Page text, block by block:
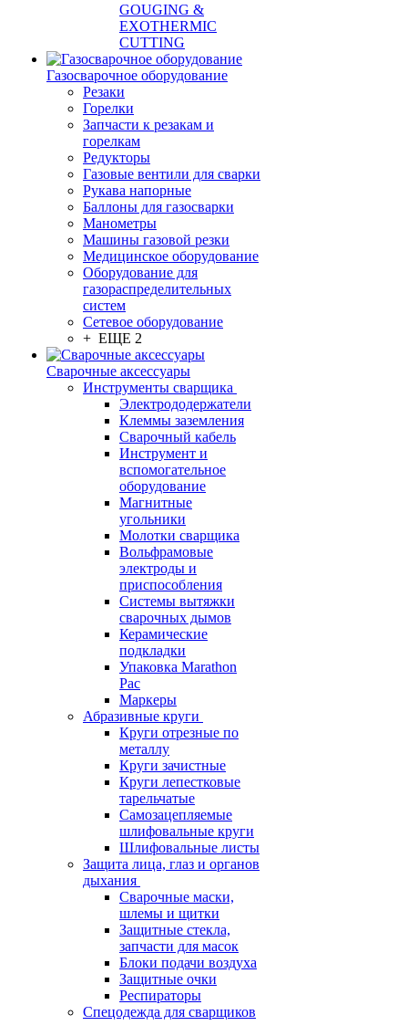
GOUGING &
EXOTHERMIC
CUTTING
Газосварочное оборудование
Резаки
Горелки
Запчасти к резакам и
горелкам
Редукторы
Газовые вентили для сварки
Рукава напорные
Баллоны для газосварки
Манометры
Машины газовой резки
Медицинское оборудование
Оборудование для
газораспределительных
систем
Сетевое оборудование
+ ЕЩЕ 2
Сварочные аксессуары
Инструменты сварщика
Электрододержатели
Клеммы заземления
Сварочный кабель
Инструмент и
вспомогательное
оборудование
Магнитные
угольники
Молотки сварщика
Вольфрамовые
электроды и
приспособления
Системы вытяжки
сварочных дымов
Керамические
подкладки
Упаковка Marathon
Pac
Маркеры
Абразивные круги
Круги отрезные по
металлу
Круги зачистные
Круги лепестковые
тарельчатые
Самозацепляемые
шлифовальные круги
Шлифовальные листы
Защита лица, глаз и органов
дыхания
Сварочные маски,
шлемы и щитки
Защитные стекла,
запчасти для масок
Блоки подачи воздуха
Защитные очки
Респираторы
Спецодежда для сварщиков